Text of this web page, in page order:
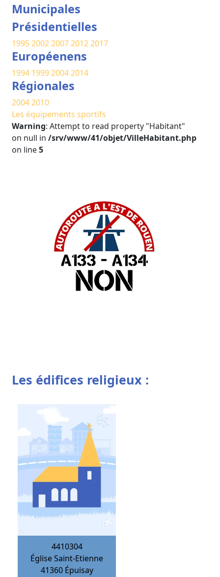
Municipales
Présidentielles
19952002200720122017
Européenens
1994 199920042014
Régionales
20042010
Les équipements sportifs
Warning: Attempt to read property "Habitant"
on null in /srv/www/41/objet/VilleHabitant.php
on line5
Les édifices religieux :
4410304
Église Saint-Etienne
41360 Épuisay